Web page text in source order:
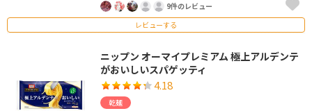
9件のレビュー
レビューする
ニップン オーマイプレミアム 極上アルデンテ
がおいしいスパゲッティ
4.18
乾麺